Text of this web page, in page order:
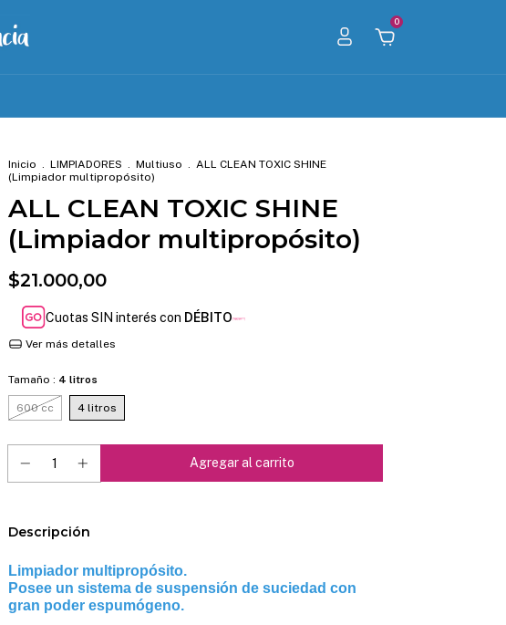
0
Inicio . LIMPIADORES . Multiuso . ALL CLEAN TOXIC SHINE
(Limpiador multipropósito)
ALL CLEAN TOXIC SHINE
(Limpiador multipropósito)
$21.000,00
Cuotas SIN interés con DÉBITO
Ver más detalles
Tamaño : 4 litros
600 cc 4 litros
Descripción
Limpiador multipropósito.
Posee un sistema de suspensión de suciedad con
gran poder espumógeno.